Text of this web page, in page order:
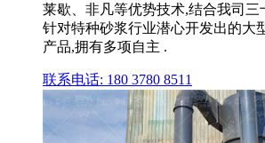
莱歇、非凡等优势技术,结合我司三
针对特种砂浆行业潜心开发出的大
产品,拥有多项自主 .
联系电话: 180 3780 8511